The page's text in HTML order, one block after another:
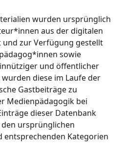
wurden ursprünglich
aus der digitalen
zur Verfügung gestellt
sowie
und öffentlicher
diese im Laufe der
Gastbeiträge zu
Medienpädagogik bei
dieser Datenbank
ursprünglichen
entsprechenden Kategorien